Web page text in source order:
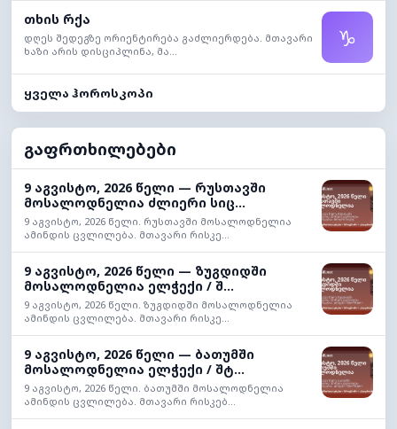
თხის რქა
დღეს შედეგზე ორიენტირება გაძლიერდება. მთავარი
ხაზი არის დისციპლინა, მა...
♑
ყველა ჰოროსკოპი
გაფრთხილებები
9 აგვისტო, 2026 წელი — რუსთავში
მოსალოდნელია ძლიერი სიც...
9 აგვისტო, 2026 წელი. რუსთავში მოსალოდნელია
ამინდის ცვლილება. მთავარი რისკე...
9 აგვისტო, 2026 წელი — ზუგდიდში
მოსალოდნელია ელჭექი / შ...
9 აგვისტო, 2026 წელი. ზუგდიდში მოსალოდნელია
ამინდის ცვლილება. მთავარი რისკე...
9 აგვისტო, 2026 წელი — ბათუმში
მოსალოდნელია ელჭექი / შტ...
9 აგვისტო, 2026 წელი. ბათუმში მოსალოდნელია
ამინდის ცვლილება. მთავარი რისკებ...